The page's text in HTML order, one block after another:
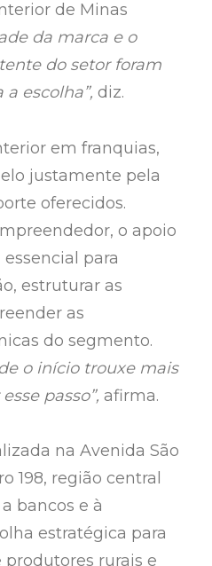
de Minas
da marca e o
do setor foram
escolha”, diz.
em franquias,
justamente pela
oferecidos.
o apoio
para
estruturar as
as
do segmento.
o início trouxe mais
passo”, afirma.
na Avenida São
198, região central
bancos e à
estratégica para
produtores rurais e